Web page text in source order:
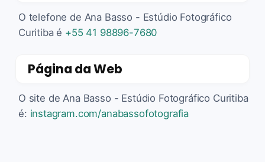
O telefone de Ana Basso - Estúdio Fotográfico
Curitiba é +55 41 98896-7680
Página da Web
O site de Ana Basso - Estúdio Fotográfico Curitiba
é: instagram.com/anabassofotografia